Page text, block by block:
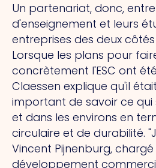
Un partenariat, donc,
d'enseignement et leurs
entreprises des deux
Lorsque les plans pour
concrètement l'ESC ont
Claessen explique qu'il
important de savoir ce qui
et dans les environs en
circulaire et de durabilité.
Vincent Pijnenburg,
développement